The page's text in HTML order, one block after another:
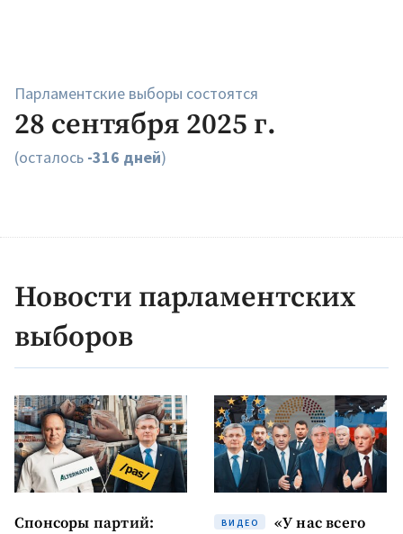
Парламентские выборы состоятся
28 сентября 2025 г.
(осталось -316 дней)
Новости парламентских
выборов
Спонсоры партий:
ВИДЕО
«У нас всего